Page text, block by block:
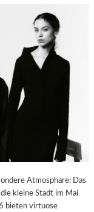
Atmosphäre: Das
kleine Stadt im Mai
bieten virtuose